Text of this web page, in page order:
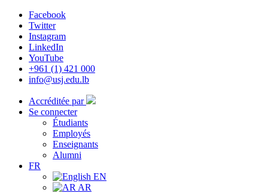
Facebook
Twitter
Instagram
LinkedIn
YouTube
+961 (1) 421 000
info@usj.edu.lb
Accréditée par
Se connecter
Étudiants
Employés
Enseignants
Alumni
FR
EN
AR